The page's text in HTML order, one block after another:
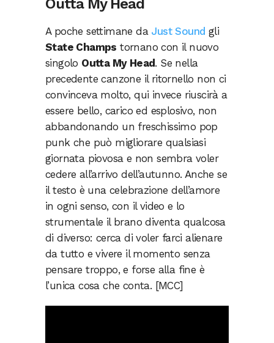
Outta My Head
A poche settimane da Just Sound gli
State Champs tornano con il nuovo
singolo Outta My Head. Se nella
precedente canzone il ritornello non ci
convinceva molto, qui invece riuscirà a
essere bello, carico ed esplosivo, non
abbandonando un freschissimo pop
punk che può migliorare qualsiasi
giornata piovosa e non sembra voler
cedere all’arrivo dell’autunno. Anche se
il testo è una celebrazione dell’amore
in ogni senso, con il video e lo
strumentale il brano diventa qualcosa
di diverso: cerca di voler farci alienare
da tutto e vivere il momento senza
pensare troppo, e forse alla fine è
l’unica cosa che conta. [MCC]